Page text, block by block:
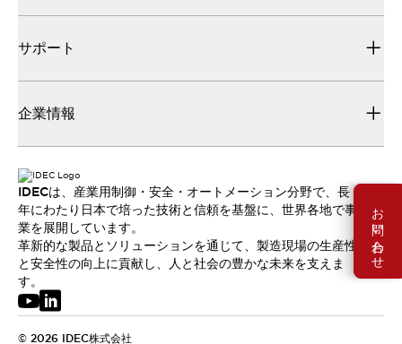
お問い合わせ
サポート
企業情報
IDECは、産業用制御・安全・オートメーション分野で、長
年にわたり日本で培った技術と信頼を基盤に、世界各地で事
業を展開しています。
革新的な製品とソリューションを通じて、製造現場の生産性
と安全性の向上に貢献し、人と社会の豊かな未来を支えま
す。
© 2026 IDEC株式会社